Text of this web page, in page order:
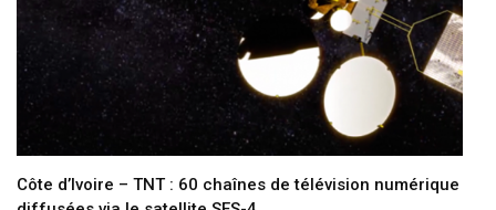
Côte d’Ivoire – TNT : 60 chaînes de télévision numérique